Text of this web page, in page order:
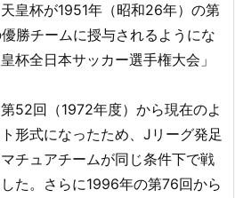
皇杯が1951年（昭和26年）の第
勝チームに授与されるようにな
杯全日本サッカー選手権大会」
52回（1972年度）から現在のよ
形式になったため、Jリーグ発足
チュアチームが同じ条件下で戦
た。さらに1996年の第76回から